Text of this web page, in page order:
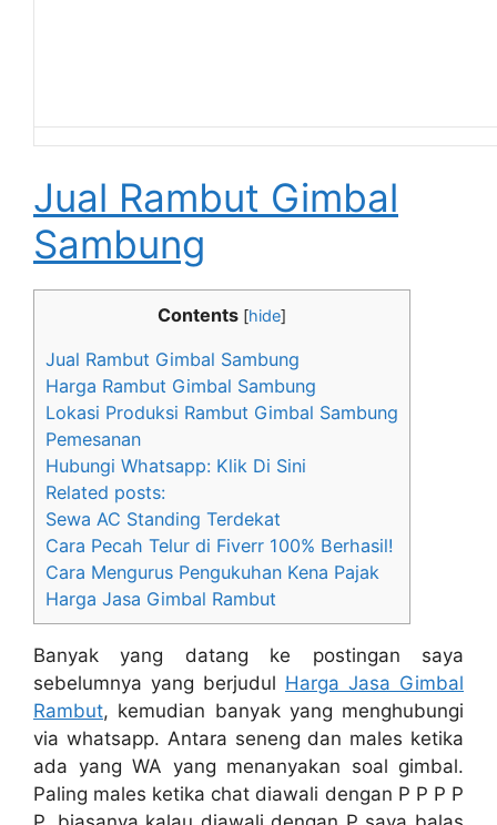
Jual Rambut Gimbal
Sambung
Contents [hide]
Jual Rambut Gimbal Sambung
Harga Rambut Gimbal Sambung
Lokasi Produksi Rambut Gimbal Sambung
Pemesanan
Hubungi Whatsapp: Klik Di Sini
Related posts:
Sewa AC Standing Terdekat
Cara Pecah Telur di Fiverr 100% Berhasil!
Cara Mengurus Pengukuhan Kena Pajak
Harga Jasa Gimbal Rambut
Banyak yang datang ke postingan saya
sebelumnya yang berjudul Harga Jasa Gimbal
Rambut, kemudian banyak yang menghubungi
via whatsapp. Antara seneng dan males ketika
ada yang WA yang menanyakan soal gimbal.
Paling males ketika chat diawali dengan P P P P